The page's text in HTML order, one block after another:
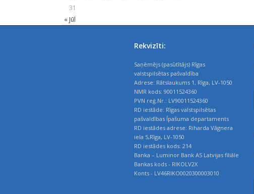
31
« Jūl
Rekvizīti:
Saņēmējs (pasūtītājs) Rīgas
valstspilsētas pašvaldība
Adrese: Rātslaukums 1, Rīga, LV-1050
NMR kods: 90011524360
PVN reģ.Nr.: LV90011524360
RD iestāde: Rīgas valstspilsētas
pašvaldības Īpašuma departaments
RD iestādes adrese: Riharda Vāgnera
iela 5,Rīga, LV-1050
RD iestādes kods: 214
Banka – Luminor Bank AS Latvijas filiāle
Bankas kods - RIKOLV2X
Konts - LV46RIKO0020300003010